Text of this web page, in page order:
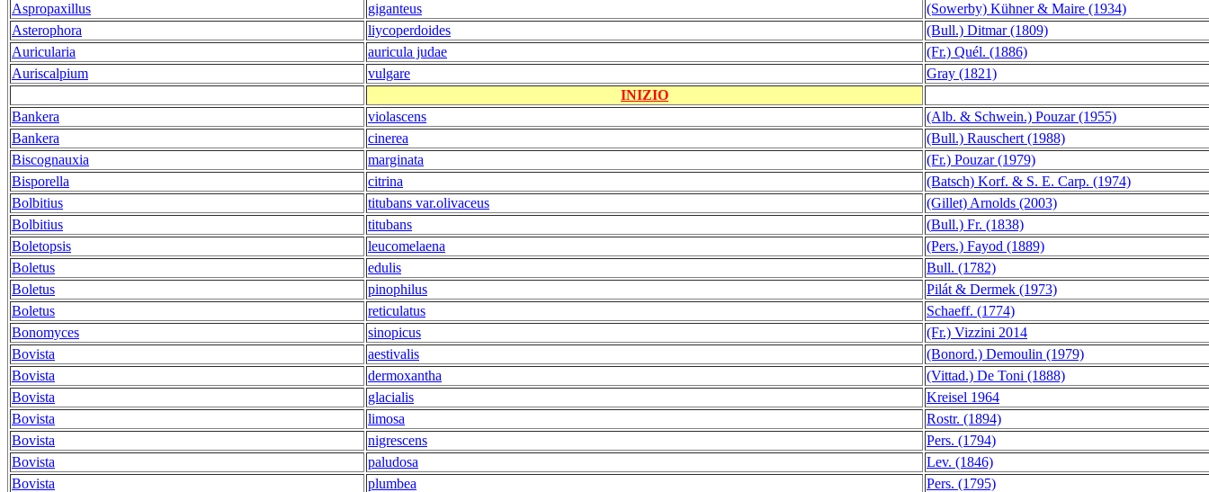
Aspropaxillus
giganteus
(Sowerby) Kühner & Maire (1934)
Asterophora
liycoperdoides
(Bull.) Ditmar (1809)
Auricularia
auricula judae
(Fr.) Quél. (1886)
Auriscalpium
vulgare
Gray (1821)
INIZIO
Bankera
violascens
(Alb. & Schwein.) Pouzar (1955)
Bankera
cinerea
(Bull.) Rauschert (1988)
Biscognauxia
marginata
(Fr.) Pouzar (1979)
Bisporella
citrina
(Batsch) Korf. & S. E. Carp. (1974)
Bolbitius
titubans var.olivaceus
(Gillet) Arnolds (2003)
Bolbitius
titubans (Bull.) Fr. (1838)
Boletopsis
leucomelaena
(Pers.) Fayod (1889)
Boletus
edulis
Bull. (1782)
Boletus
pinophilus
Pilát & Dermek (1973)
Boletus
reticulatus
Schaeff. (1774)
Bonomyces
sinopicus
(Fr.) Vizzini 2014
Bovista
aestivalis
(Bonord.) Demoulin (1979)
Bovista
dermoxantha
(Vittad.) De Toni (1888)
Bovista
glacialis
Kreisel 1964
Bovista
limosa
Rostr. (1894)
Bovista
nigrescens
Pers. (1794)
Bovista
paludosa
Lev. (1846)
Bovista
plumbea
Pers. (1795)